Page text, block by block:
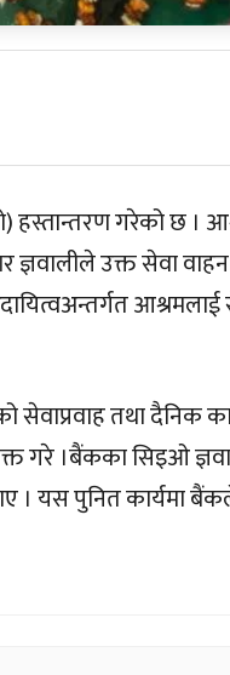
गरेको छ ।
उक्त सेवा वाहन
आश्रमलाई
तथा दैनिक
गरे ।बैंकका सिइओ
। यस पुनित कार्यमा